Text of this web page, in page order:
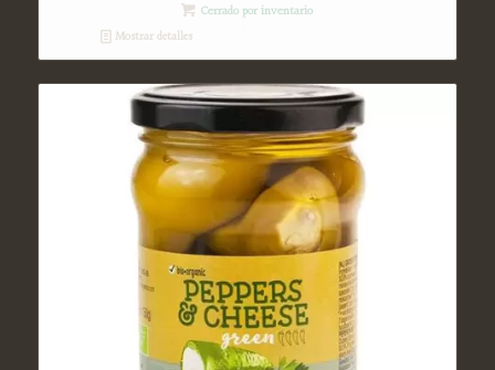
Cerrado por inventario
Mostrar detalles